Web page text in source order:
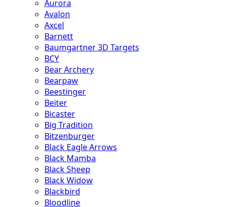
Aurora
Avalon
Axcel
Barnett
Baumgartner 3D Targets
BCY
Bear Archery
Bearpaw
Beestinger
Beiter
Bicaster
Big Tradition
Bitzenburger
Black Eagle Arrows
Black Mamba
Black Sheep
Black Widow
Blackbird
Bloodline